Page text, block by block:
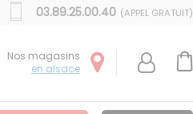
03.89.25.00.40 (APPEL GRATUIT)
Nos magasins
en alsace